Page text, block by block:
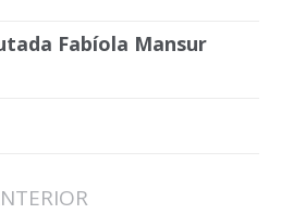
Fabíola Mansur